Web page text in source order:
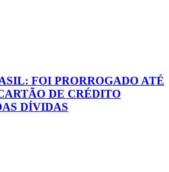
FOI PRORROGADO ATÉ
DE CRÉDITO
DÍVIDAS